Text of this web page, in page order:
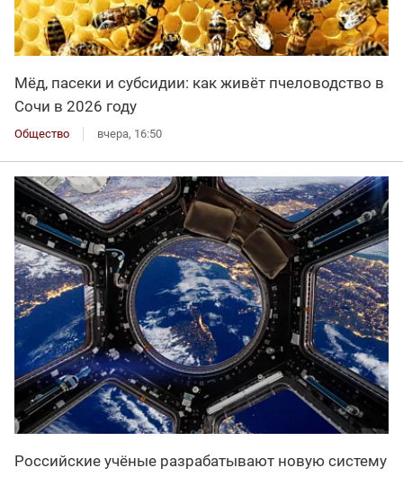
Мёд, пасеки и субсидии: как живёт пчеловодство в
Сочи в 2026 году
Общество вчера, 16:50
Российские учёные разрабатывают новую систему